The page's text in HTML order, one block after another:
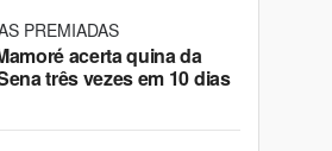
PREMIADAS
acerta quina da
três vezes em 10 dias